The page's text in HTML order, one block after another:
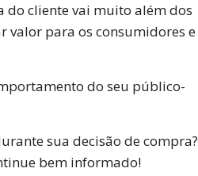
do cliente vai muito além dos
valor para os consumidores e
do seu público-
sua decisão de compra?
bem informado!